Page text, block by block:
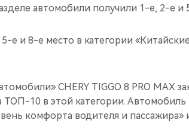
автомобили получили 1-e, 2-e и
е и 8-е место в категории
CHERY TIGGO 8 PRO MAX
10 в этой категории. Автомобиль
комфорта водителя и